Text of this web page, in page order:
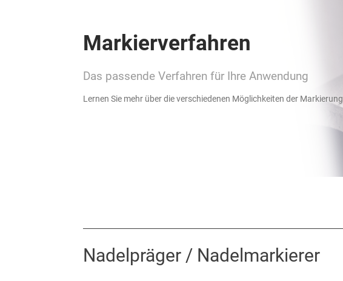
Markierverfahren
Das passende Verfahren für Ihre Anwendung
Lernen Sie mehr über die verschiedenen Möglichkeiten der Markierung
Nadelpräger / Nadelmarkierer